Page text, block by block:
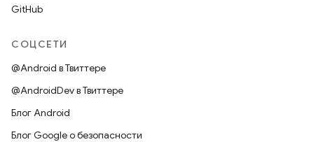
GitHub
СОЦСЕТИ
@Android в Твиттере
@AndroidDev в Твиттере
Блог Android
Блог Google о безопасности